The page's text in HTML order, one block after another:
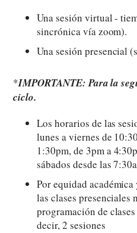
Una sesión virtual -
sincrónica vía zoom).
Una sesión presencial
*IMPORTANTE: Para la
ciclo.
Los horarios de las
lunes a viernes de
1:30pm, de 3pm a
sábados desde las
Por equidad
las clases presenciales
programación de
decir, 2 sesiones